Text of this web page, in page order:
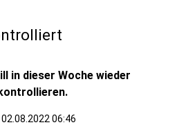
in dieser Woche wieder
06:46